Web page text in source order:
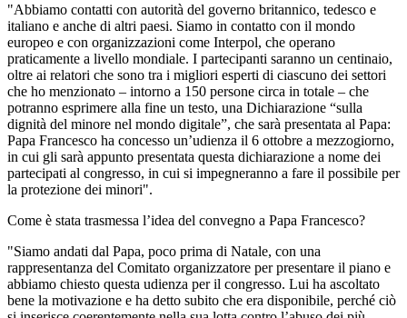
"Abbiamo contatti con autorità del governo britannico, tedesco e
italiano e anche di altri paesi. Siamo in contatto con il mondo
europeo e con organizzazioni come Interpol, che operano
praticamente a livello mondiale. I partecipanti saranno un centinaio,
oltre ai relatori che sono tra i migliori esperti di ciascuno dei settori
che ho menzionato – intorno a 150 persone circa in totale – che
potranno esprimere alla fine un testo, una Dichiarazione “sulla
dignità del minore nel mondo digitale”, che sarà presentata al Papa:
Papa Francesco ha concesso un’udienza il 6 ottobre a mezzogiorno,
in cui gli sarà appunto presentata questa dichiarazione a nome dei
partecipati al congresso, in cui si impegneranno a fare il possibile per
la protezione dei minori".
Come è stata trasmessa l’idea del convegno a Papa Francesco?
"Siamo andati dal Papa, poco prima di Natale, con una
rappresentanza del Comitato organizzatore per presentare il piano e
abbiamo chiesto questa udienza per il congresso. Lui ha ascoltato
bene la motivazione e ha detto subito che era disponibile, perché ciò